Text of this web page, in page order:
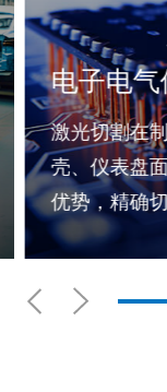
电子电气
激光切割在
壳、仪表盘
优势，精确
足电子件外